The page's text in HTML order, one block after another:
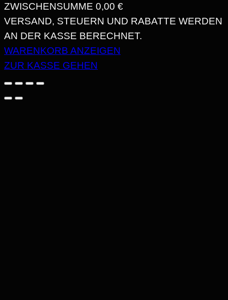
PRODUKTE
IM
WARENKORB
ZWISCHENSUMME 0,00 €
VERSAND, STEUERN UND RABATTE WERDEN
AN DER KASSE BERECHNET.
WARENKORB ANZEIGEN
ZUR KASSE GEHEN